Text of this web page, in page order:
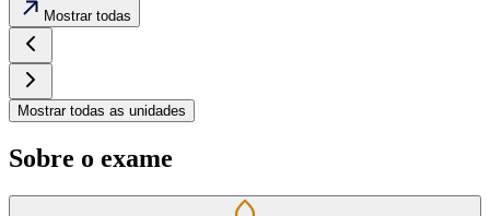
Mostrar todas
Mostrar todas as unidades
Sobre o exame